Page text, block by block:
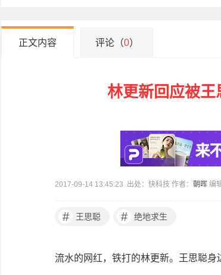
正文内容 评论（0）
林更新回应被
2017-09-14 13:45:23 出处：快科技 作者： 朝晖 编
# 王思聪 # 绝地求生
流水的网红，铁打的林更新。王思聪身